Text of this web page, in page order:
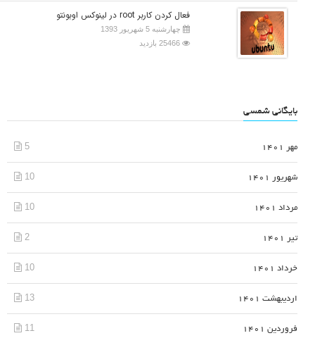
فعال کردن کاربر root در لینوکس اوبونتو
چهارشنبه 5 شهریور 1393
25466 بازدید
بایگانی شمسی
مهر 1401 5
شهریور 1401 10
مرداد 1401 10
تیر 1401 2
خرداد 1401 10
اردیبهشت 1401 13
فروردین 1401 11